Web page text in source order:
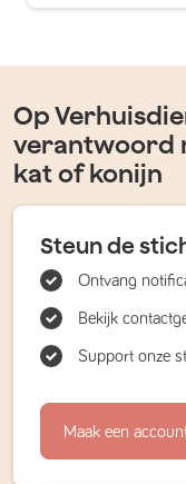
Op
verantwoord
kat of konijn
Steun de
Ontvang
Bekijk
Support onze
Maak een